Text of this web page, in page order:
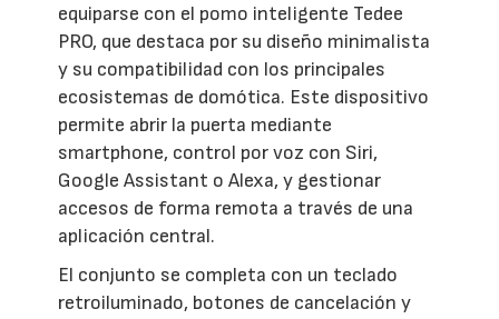
equiparse con el pomo inteligente Tedee
PRO, que destaca por su diseño minimalista
y su compatibilidad con los principales
ecosistemas de domótica. Este dispositivo
permite abrir la puerta mediante
smartphone, control por voz con Siri,
Google Assistant o Alexa, y gestionar
accesos de forma remota a través de una
aplicación central.
El conjunto se completa con un teclado
retroiluminado, botones de cancelación y